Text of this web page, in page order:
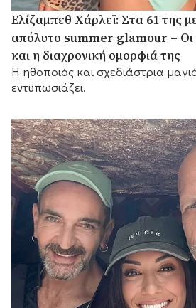
Ελίζαμπεθ Χάρλεϊ: Στα 61 της με
απόλυτο summer glamour – Οι
και η διαχρονική ομορφιά της
Η ηθοποιός και σχεδιάστρια
εντυπωσιάζει.